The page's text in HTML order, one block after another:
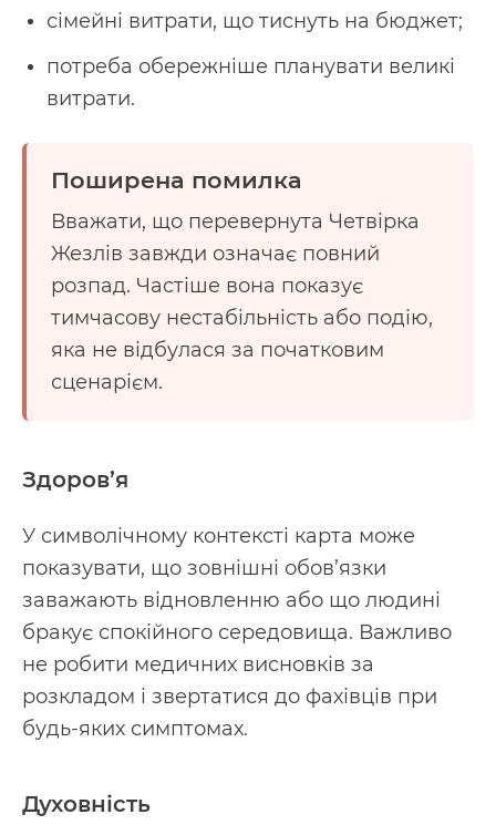
сімейні витрати, що тиснуть на бюджет;
потреба обережніше планувати великі
витрати.
Поширена помилка
Вважати, що перевернута Четвірка
Жезлів завжди означає повний
розпад. Частіше вона показує
тимчасову нестабільність або подію,
яка не відбулася за початковим
сценарієм.
Здоров’я
У символічному контексті карта може
показувати, що зовнішні обов’язки
заважають відновленню або що людині
бракує спокійного середовища. Важливо
не робити медичних висновків за
розкладом і звертатися до фахівців при
будь-яких симптомах.
Духовність